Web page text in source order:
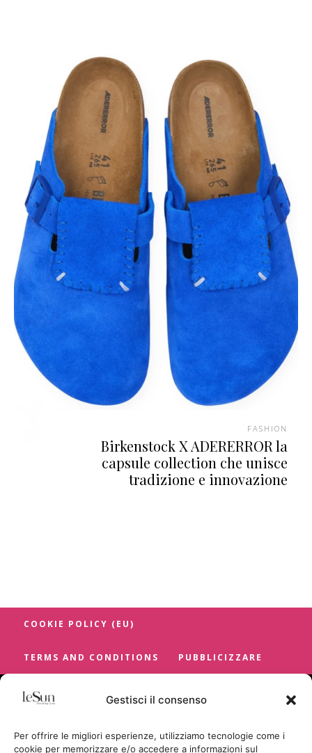
Gestisci il consenso
Per offrire le migliori esperienze, utilizziamo tecnologie come i
cookie per memorizzare e/o accedere a informazioni sul
FASHION
Birkenstock X ADERERROR la
capsule collection che unisce
tradizione e innovazione
COOKIE POLICY (EU)
TERMS AND CONDITIONS PUBBLICIZZARE